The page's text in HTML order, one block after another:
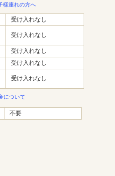
様連れの方へ
受け入れなし
受け入れなし
受け入れなし
受け入れなし
受け入れなし
について
不要